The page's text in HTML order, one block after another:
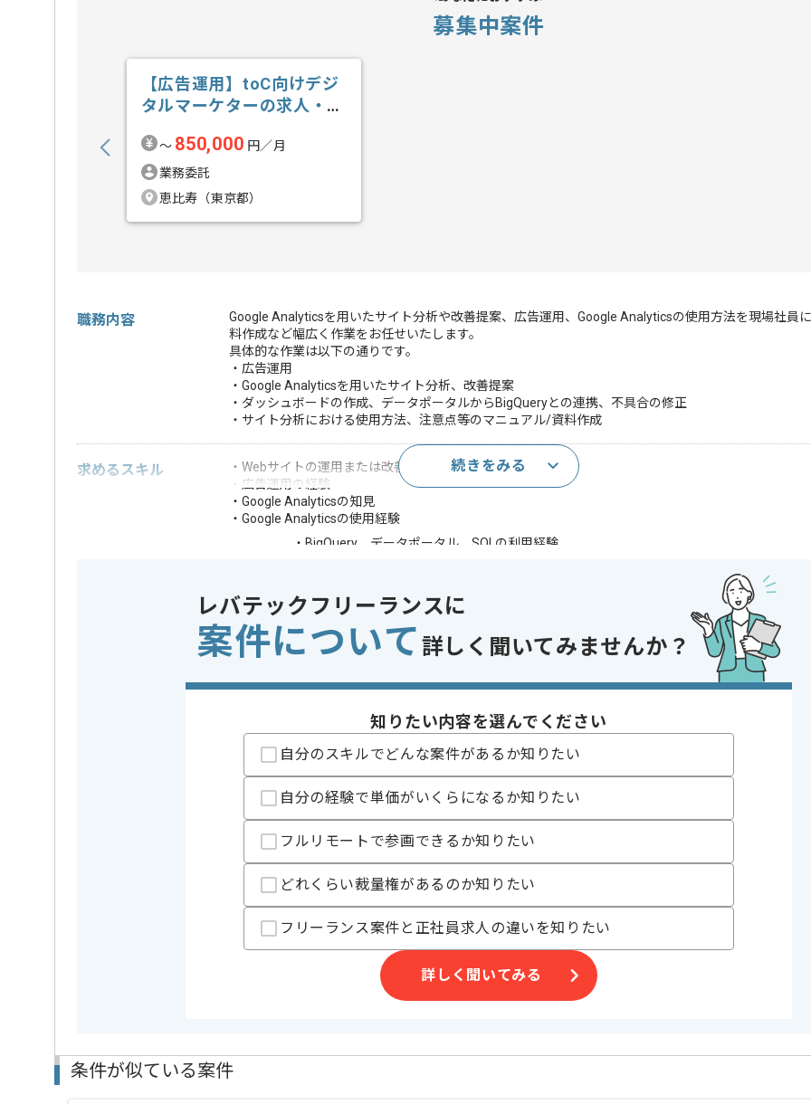
募集中案件
【広告運用】toC向けデジ
タルマーケターの求人・案
〜 850,000 円／月
業務委託
恵比寿（東京都）
職務内容
Google Analyticsを用いたサイト分析や改善提案、広告運用、Google Analyticsの使用方法を現場社員
料作成など幅広く作業をお任せいたします。
具体的な作業は以下の通りです。
・広告運用
・Google Analyticsを用いたサイト分析、改善提案
・ダッシュボードの作成、データポータルからBigQueryとの連携、不具合の修正
・サイト分析における使用方法、注意点等のマニュアル/資料作成
求めるスキル
・Webサイトの運用または改善経験
・広告運用の経験
・Google Analyticsの知見
・Google Analyticsの使用経験
・BigQuery、データポータル、SQLの利用経験
※上記に似た経験やスキルをお持ちであれば申し込み可能なケースもございます！まずはお気軽にご相談ください！
この案件のポイント 業務内容
CMS
担当領域/システム
Webサイト
参画実績あり , 20代活躍中 , 30代活躍中 , 長期プロジェクト , 実務経験が浅い方OK
現場社員と一緒にサイトの改善をしたり、Google Analyticsの活用方法を提案したりするため、Google Analyticsでの利用/実務
たい方にオススメの案件です。
続きをみる
レバテックフリーランスに
案件について 詳しく聞いてみませんか？
知りたい内容を選んでください
自分のスキルでどんな案件があるか知りたい
自分の経験で単価がいくらになるか知りたい
フルリモートで参画できるか知りたい
どれくらい裁量権があるのか知りたい
フリーランス案件と正社員求人の違いを知りたい
詳しく聞いてみる
条件が似ている案件